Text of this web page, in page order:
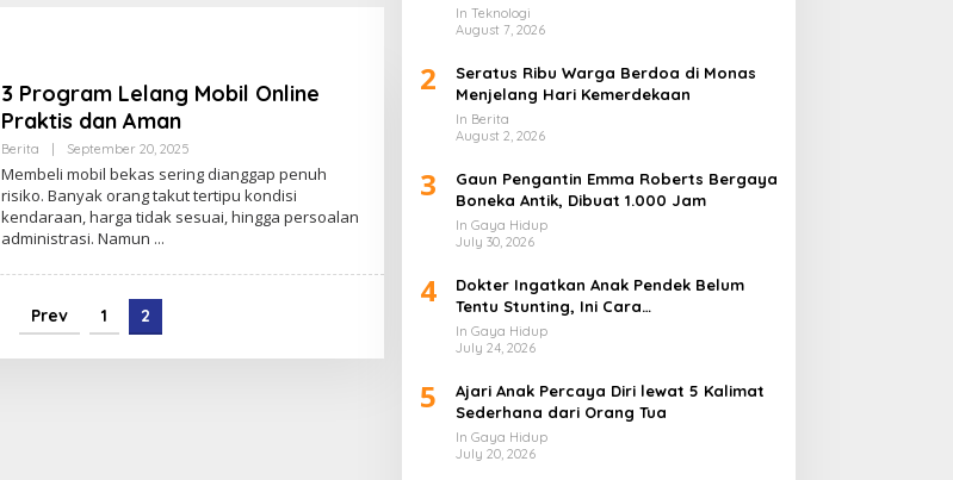
3 Program Lelang Mobil Online
Praktis dan Aman
Berita September 20, 2025By
Membeli mobil bekas sering dianggap penuh
risiko. Banyak orang takut tertipu kondisi
kendaraan, harga tidak sesuai, hingga persoalan
administrasi. Namun
Prev 1 2
Lapis
In Teknologi
August 7, 2026
2
Seratus Ribu Warga Berdoa di Monas
Menjelang Hari Kemerdekaan
In Berita
August 2, 2026
3
Gaun Pengantin Emma Roberts Bergaya
Boneka Antik, Dibuat 1.000 Jam
In Gaya Hidup
July 30, 2026
4
Dokter Ingatkan Anak Pendek Belum
Tentu Stunting, Ini Cara
Membedakannya
In Gaya Hidup
July 24, 2026
5
Ajari Anak Percaya Diri lewat 5 Kalimat
Sederhana dari Orang Tua
In Gaya Hidup
July 20, 2026